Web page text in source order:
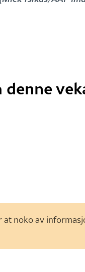
at noko av